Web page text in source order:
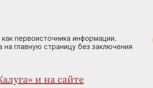
первоисточника информации.
на главную страницу без заключения
и на сайте